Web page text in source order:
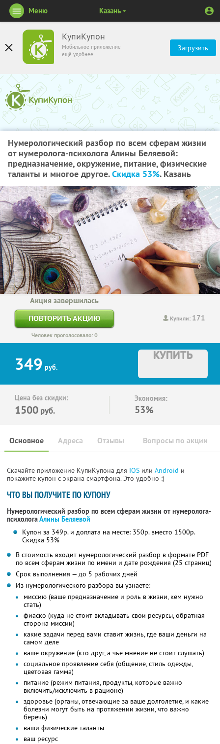
КупиКупон
Мобильное приложение
ещё удобнее
Загрузить
Меню Казань
Нумерологический разбор по всем сферам жизни
от нумеролога-психолога Алины Беляевой:
предназначение, окружение, питание, физические
таланты и многое другое.Скидка 53%. Казань
Купили: 171
Акция завершилась
ПОВТОРИТЬ АКЦИЮ
Человек проголосовало: 0
349 руб.
КУПИТЬ
Цена без скидки:
1500 руб.
Экономия:
53%
Основное Отзывы Вопросы по акции
Адреса
Скачайте приложение КупиКупона для IOS или Android и
покажите купон с экрана смартфона. Это удобно :)
ЧТО ВЫ ПОЛУЧИТЕ ПО КУПОНУ
Нумерологический разбор по всем сферам жизни от нумеролога-
психологаАлины Беляевой
Купон за 349р. и доплата на месте: 350р. вместо 1500р.
Скидка 53%
В стоимость входит нумерологический разбор в формате PDF
по всем сферам жизни по имени и дате рождения (25 страниц)
Срок выполнения — до 5 рабочих дней
Из нумерологического разбора вы узнаете:
миссию (ваше предназначение и роль в жизни, кем нужно
стать)
фиаско (куда не стоит вкладывать свои ресурсы, обратная
сторона миссии)
какие задачи перед вами ставит жизнь, где ваши деньги на
самом деле
ваше окружение (кто друг, а чье мнение не стоит слушать)
социальное проявление себя (общение, стиль одежды,
цветовая гамма)
питание (режим питания, продукты, которые важно
включить/исключить в рационе)
здоровье (органы, отвечающие за ваше долголетие, и какие
болезни могут быть на протяжении жизни, что важно
беречь)
ваши физические таланты
ваш ресурс